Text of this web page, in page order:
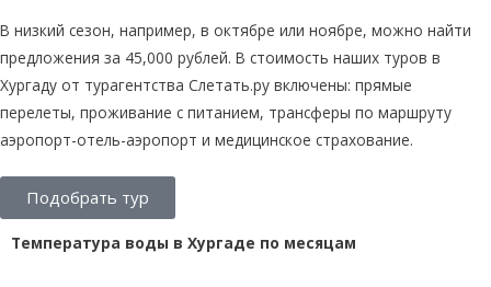
В низкий сезон, например, в октябре или ноябре, можно найти
предложения за 45,000 рублей. В стоимость наших туров в
Хургаду от турагентства Слетать.ру включены: прямые
перелеты, проживание с питанием, трансферы по маршруту
аэропорт-отель-аэропорт и медицинское страхование.
Подобрать тур
Температура воды в Хургаде по месяцам